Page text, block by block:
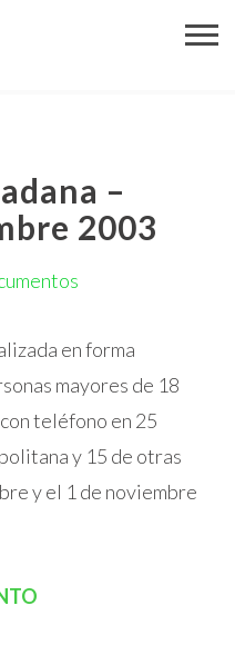
–
2003
en forma
mayores de 18
teléfono en 25
y 15 de otras
y el 1 de noviembre